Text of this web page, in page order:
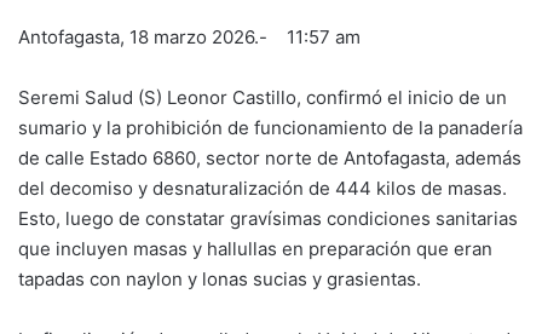
Antofagasta, 18 marzo 2026.- 11:57 am
Seremi Salud (S) Leonor Castillo, confirmó el inicio de un
sumario y la prohibición de funcionamiento de la panadería
de calle Estado 6860, sector norte de Antofagasta, además
del decomiso y desnaturalización de 444 kilos de masas.
Esto, luego de constatar gravísimas condiciones sanitarias
que incluyen masas y hallullas en preparación que eran
tapadas con naylon y lonas sucias y grasientas.